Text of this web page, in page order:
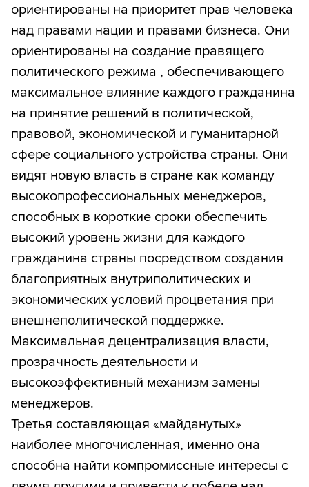
ориентированы на приоритет прав человека
над правами нации и правами бизнеса. Они
ориентированы на создание правящего
политического режима , обеспечивающего
максимальное влияние каждого гражданина
на принятие решений в политической,
правовой, экономической и гуманитарной
сфере социального устройства страны. Они
видят новую власть в стране как команду
высокопрофессиональных менеджеров,
способных в короткие сроки обеспечить
высокий уровень жизни для каждого
гражданина страны посредством создания
благоприятных внутриполитических и
экономических условий процветания при
внешнеполитической поддержке.
Максимальная децентрализация власти,
прозрачность деятельности и
высокоэффективный механизм замены
менеджеров.
Третья составляющая «майданутых»
наиболее многочисленная, именно она
способна найти компромиссные интересы с